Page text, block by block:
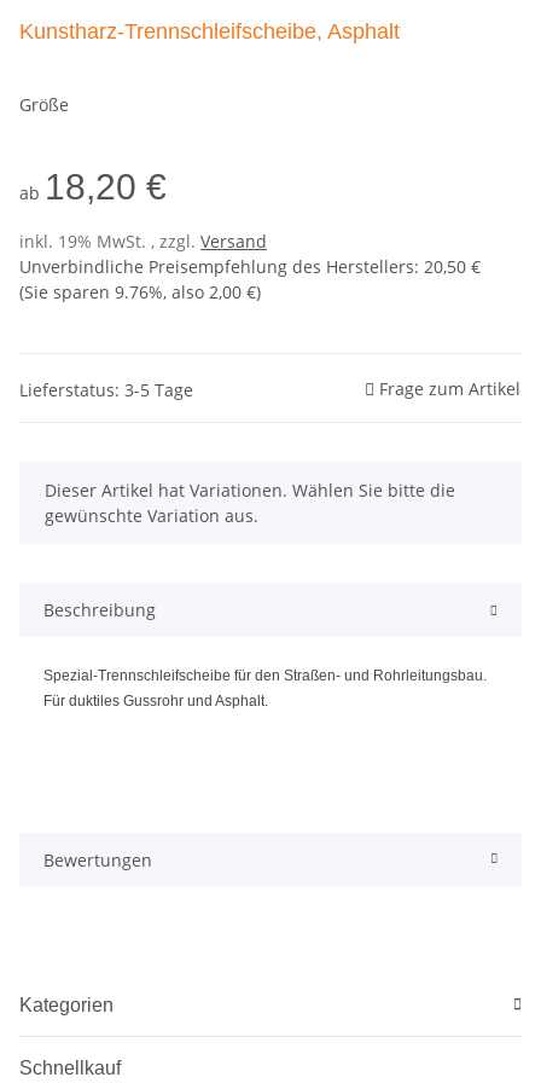
Kunstharz-Trennschleifscheibe, Asphalt
Größe
ab 18,20 €
inkl. 19% MwSt. , zzgl. Versand
Unverbindliche Preisempfehlung des Herstellers: 20,50 €
(Sie sparen 9.76%, also 2,00 €)
Lieferstatus: 3-5 Tage Frage zum Artikel
x
Dieser Artikel hat Variationen. Wählen Sie bitte die
gewünschte Variation aus.
Beschreibung
Spezial-Trennschleifscheibe für den Straßen- und Rohrleitungsbau.
Für duktiles Gussrohr und Asphalt.
Bewertungen
Kategorien
Schnellkauf